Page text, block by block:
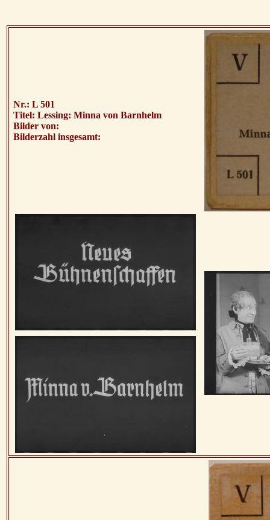
Nr.: L 501
Titel: Lessing: Minna von Barnhelm
Bilder von:
Bilderzahl insgesamt: